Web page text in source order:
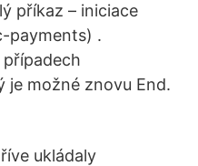
příkaz – iniciace
payments) .
možné znovu End.
ukládaly